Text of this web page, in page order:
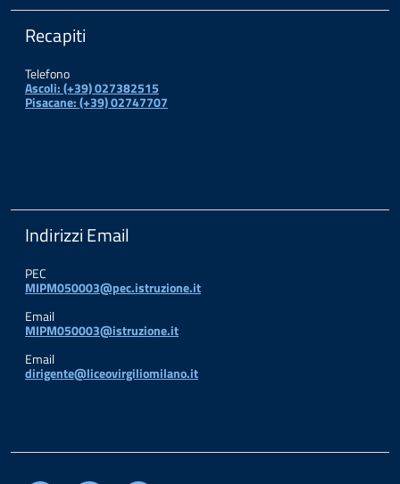
Recapiti
Telefono
Ascoli: (+39) 027382515
Pisacane: (+39) 02747707
Indirizzi Email
PEC
MIPM050003@pec.istruzione.it
Email
MIPM050003@istruzione.it
Email
dirigente@liceovirgiliomilano.it